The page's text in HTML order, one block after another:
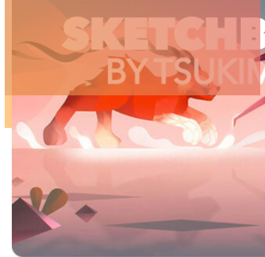
ARTICLES
3D
Animation
Art
Inspiration
Lifestyle
Motion Design
Outils
Pop Culture